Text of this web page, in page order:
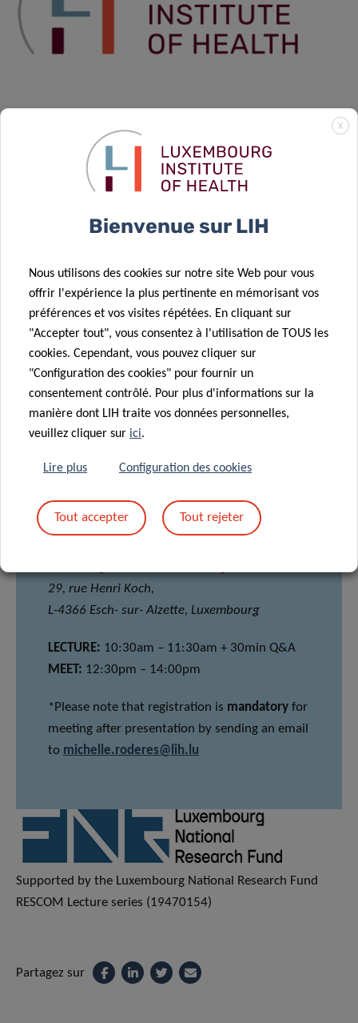
LOCATION
29, rue Henri Koch,
L-4366 Esch- sur- Alzette, Luxembourg
LECTURE: 10:30am – 11:30am + 30min Q&A
MEET: 12:30pm – 14:00pm
*Please note that registration is mandatory for
meeting after presentation by sending an email
to michelle.roderes@lih.lu
Supported by the Luxembourg National Research Fund
RESCOM Lecture series (19470154)
Partagez sur
X
Bienvenue sur LIH
Nous utilisons des cookies sur notre site Web pour vous
offrir l'expérience la plus pertinente en mémorisant vos
préférences et vos visites répétées. En cliquant sur
"Accepter tout", vous consentez à l'utilisation de TOUS les
cookies. Cependant, vous pouvez cliquer sur
"Configuration des cookies" pour fournir un
consentement contrôlé. Pour plus d'informations sur la
manière dont LIH traite vos données personnelles,
veuillez cliquer sur ici.
Lire plus Configuration des cookies
Tout accepter Tout rejeter